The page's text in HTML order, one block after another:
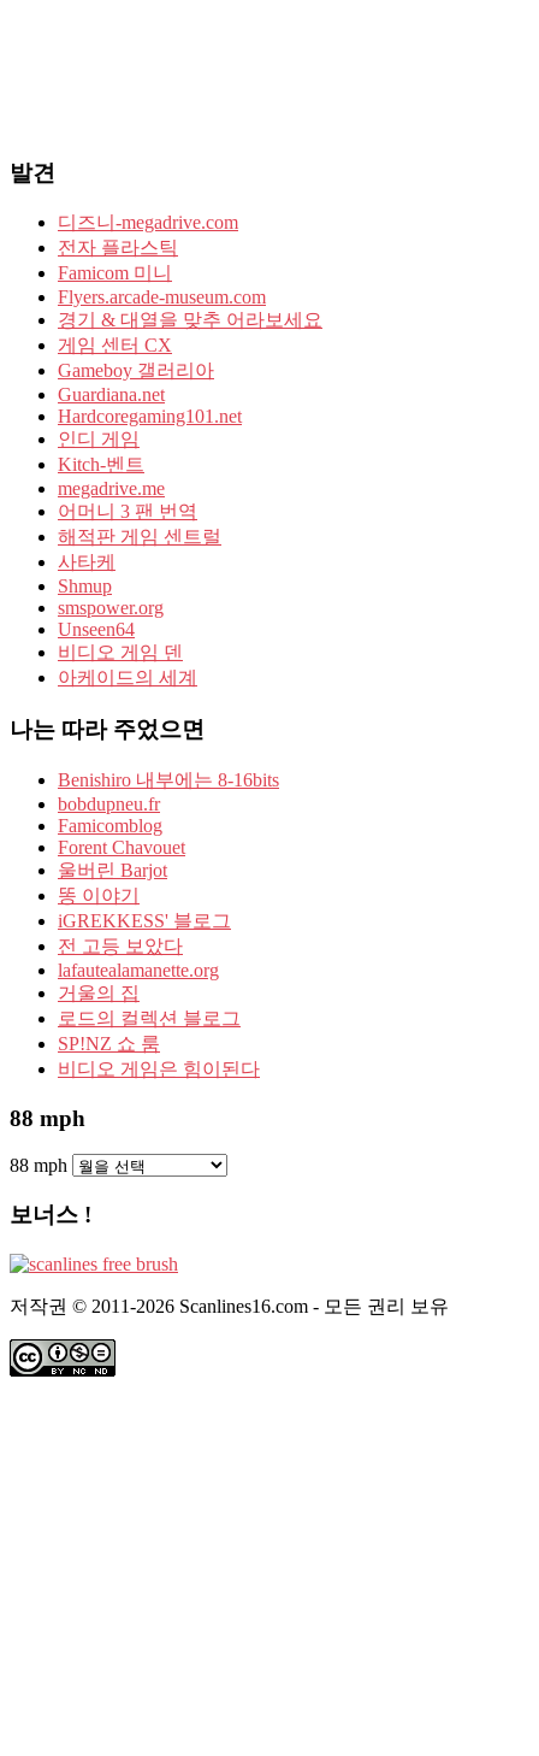
발견
디즈니-megadrive.com
전자 플라스틱
Famicom 미니
Flyers.arcade-museum.com
경기 & 대열을 맞추 어라보세요
게임 센터 CX
Gameboy 갤러리아
Guardiana.net
Hardcoregaming101.net
인디 게임
Kitch-벤트
megadrive.me
어머니 3 팬 번역
해적판 게임 센트럴
사타케
Shmup
smspower.org
Unseen64
비디오 게임 덴
아케이드의 세계
나는 따라 주었으면
Benishiro 내부에는 8-16bits
bobdupneu.fr
Famicomblog
Forent Chavouet
울버린 Barjot
똥 이야기
iGREKKESS' 블로그
전 고등 보았다
lafautealamanette.org
거울의 집
로드의 컬렉션 블로그
SP!NZ 쇼 룸
비디오 게임은 힘이된다
88 mph
88 mph
보너스 !
저작권 © 2011-2026 Scanlines16.com - 모든 권리 보유